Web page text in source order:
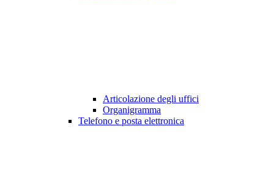
Articolazione degli uffici
Organigramma
Telefono e posta elettronica